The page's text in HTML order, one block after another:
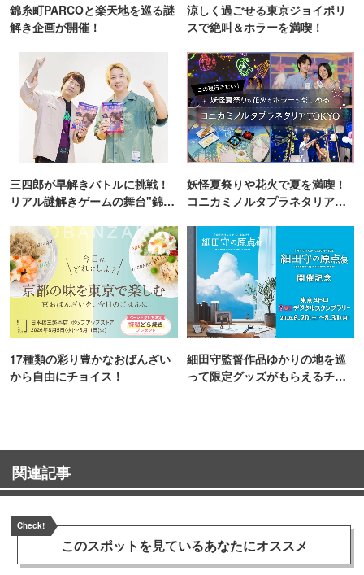
錦糸町PARCOと楽天地を巡る謎
解き企画が開催！
涼しく過ごせる東京ジョイポリ
スで絶叫＆ホラーを満喫！
三四郎が早解きバトルに挑戦！
リアル謎解きゲームの舞台"錦糸
妖怪夏祭りや花火で夏を満喫！
コニカミノルタプラネタリア
17種類の彩り豊かなおばんざい
から自由にチョイス！
細田守監督作品ゆかりの地を巡
って限定グッズがもらえるチャ
関連記事
Check!
このスポットを見ているあなたにオススメ